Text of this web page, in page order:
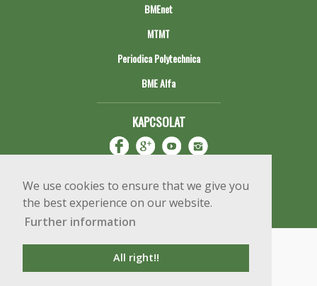
We use cookies to ensure that we give you
the best experience on our website.
Further information
All right!!
BMEnet
MTMT
Periodica Polytechnica
BME Alfa
KAPCSOLAT
Copyright © 2020 BME Építőmérnöki Kar
1111 Budapest, Műegyetem rkp. 3.